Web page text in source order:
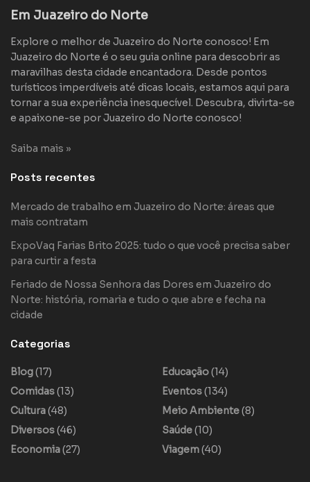
Em Juazeiro do Norte
Explore o melhor de Juazeiro do Norte conosco! Em
Juazeiro do Norte é o seu guia online para descobrir as
maravilhas desta cidade encantadora. Desde pontos
turísticos imperdíveis até dicas locais, estamos aqui para
tornar a sua experiência inesquecível. Descubra, divirta-se
e apaixone-se por Juazeiro do Norte conosco!
Saiba mais »
Posts recentes
Mercado de trabalho em Juazeiro do Norte: áreas que
mais contratam
ExpoVaq Farias Brito 2025: tudo o que você precisa saber
para curtir a festa
Feriado de Nossa Senhora das Dores em Juazeiro do
Norte: história, romaria e tudo o que abre e fecha na
cidade
Categorias
Blog(17)
Comidas(13)
Cultura(48)
Diversos(46)
Economia(27)
Educação(14)
Eventos(134)
Meio Ambiente(8)
Saúde(10)
Viagem(40)